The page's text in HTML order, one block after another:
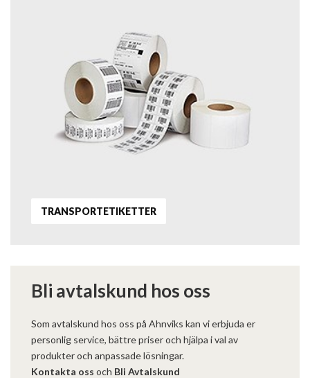
TRANSPORTETIKETTER
Bli avtalskund hos oss
Som avtalskund hos oss på Ahnviks kan vi erbjuda er
personlig service, bättre priser och hjälpa i val av
produkter och anpassade lösningar.
Kontakta oss och Bli Avtalskund